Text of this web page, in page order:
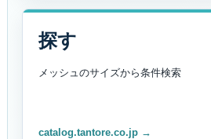
探す
メッシュのサイズから条件検索
catalog.tantore.co.jp →